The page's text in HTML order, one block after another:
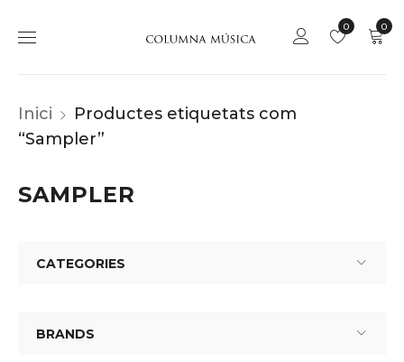
0
0
Inici
Productes etiquetats com
“Sampler”
SAMPLER
CATEGORIES
BRANDS